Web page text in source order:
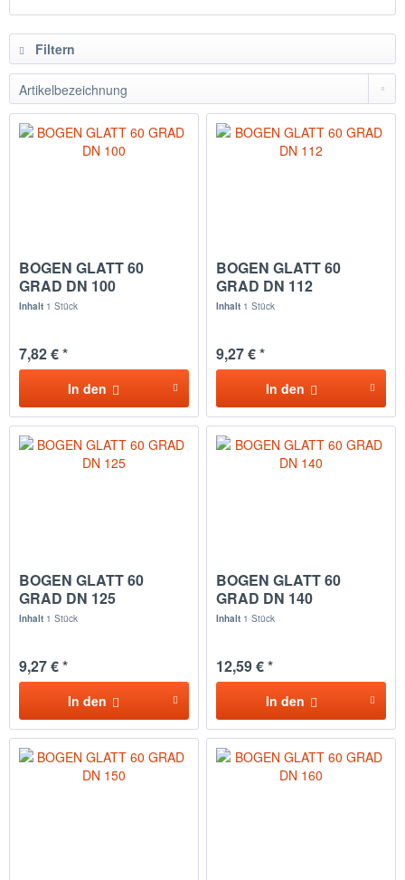
Filtern
BOGEN GLATT 60
GRAD DN 100
Inhalt 1 Stück
7,82 € *
In den
BOGEN GLATT 60
GRAD DN 112
Inhalt 1 Stück
9,27 € *
In den
BOGEN GLATT 60
GRAD DN 125
Inhalt 1 Stück
9,27 € *
In den
BOGEN GLATT 60
GRAD DN 140
Inhalt 1 Stück
12,59 € *
In den